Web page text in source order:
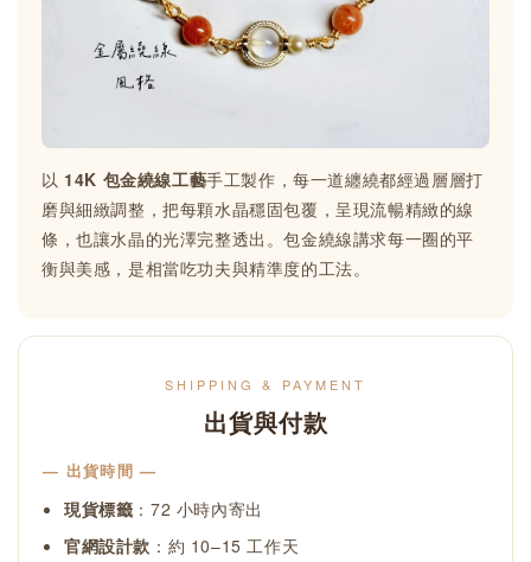
以 14K 包金繞線工藝手工製作，每一道纏繞都經過層層打
磨與細緻調整，把每顆水晶穩固包覆，呈現流暢精緻的線
條，也讓水晶的光澤完整透出。包金繞線講求每一圈的平
衡與美感，是相當吃功夫與精準度的工法。
SHIPPING & PAYMENT
出貨與付款
— 出貨時間 —
現貨標籤 ：72 小時內寄出
官網設計款 ：約 10–15 工作天